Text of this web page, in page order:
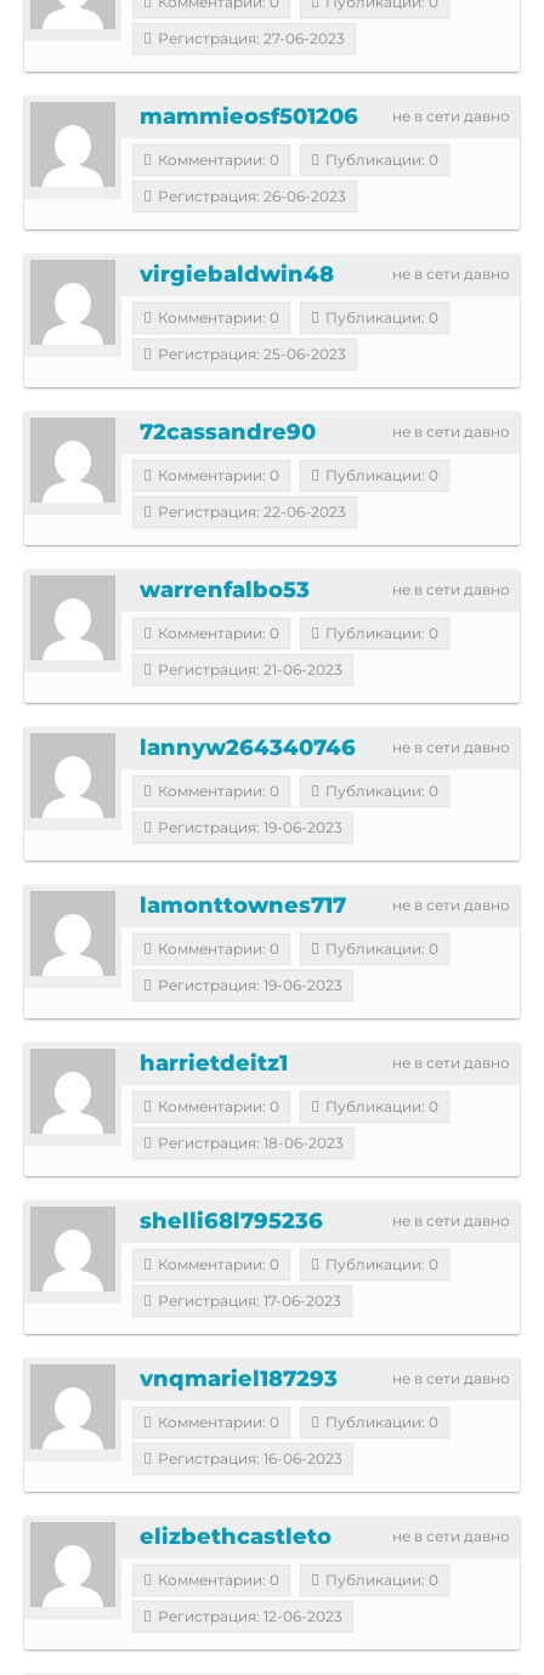
Регистрация: 27-06-2023
не в сети давно
mammieosf501206
Комментарии: 0
Публикации: 0
Регистрация: 26-06-2023
не в сети давно
virgiebaldwin48
Комментарии: 0
Публикации: 0
Регистрация: 25-06-2023
не в сети давно
72cassandre90
Комментарии: 0
Публикации: 0
Регистрация: 22-06-2023
не в сети давно
warrenfalbo53
Комментарии: 0
Публикации: 0
Регистрация: 21-06-2023
не в сети давно
lannyw264340746
Комментарии: 0
Публикации: 0
Регистрация: 19-06-2023
не в сети давно
lamonttownes717
Комментарии: 0
Публикации: 0
Регистрация: 19-06-2023
не в сети давно
harrietdeitz1
Комментарии: 0
Публикации: 0
Регистрация: 18-06-2023
не в сети давно
shelli68l795236
Комментарии: 0
Публикации: 0
Регистрация: 17-06-2023
не в сети давно
vnqmariel187293
Комментарии: 0
Публикации: 0
Регистрация: 16-06-2023
не в сети давно
elizbethcastleto
Комментарии: 0
Публикации: 0
Регистрация: 12-06-2023